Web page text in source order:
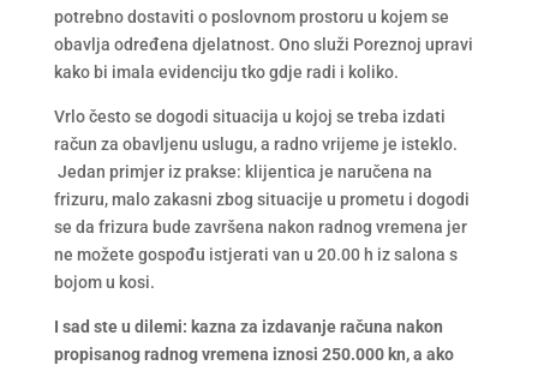
potrebno dostaviti o poslovnom prostoru u kojem se
obavlja određena djelatnost. Ono služi Poreznoj upravi
kako bi imala evidenciju tko gdje radi i koliko.
Vrlo često se dogodi situacija u kojoj se treba izdati
račun za obavljenu uslugu, a radno vrijeme je isteklo.
Jedan primjer iz prakse: klijentica je naručena na
frizuru, malo zakasni zbog situacije u prometu i dogodi
se da frizura bude završena nakon radnog vremena jer
ne možete gospođu istjerati van u 20.00 h iz salona s
bojom u kosi.
I sad ste u dilemi: kazna za izdavanje računa nakon
propisanog radnog vremena iznosi 250.000 kn, a ako